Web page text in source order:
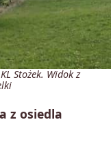
Stożek. Widok z
z osiedla